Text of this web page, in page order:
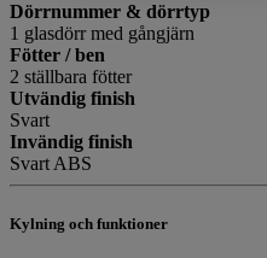
Dörrnummer & dörrtyp
1 glasdörr med gångjärn
Fötter / ben
2 ställbara fötter
Utvändig finish
Svart
Invändig finish
Svart ABS
Kylning och funktioner